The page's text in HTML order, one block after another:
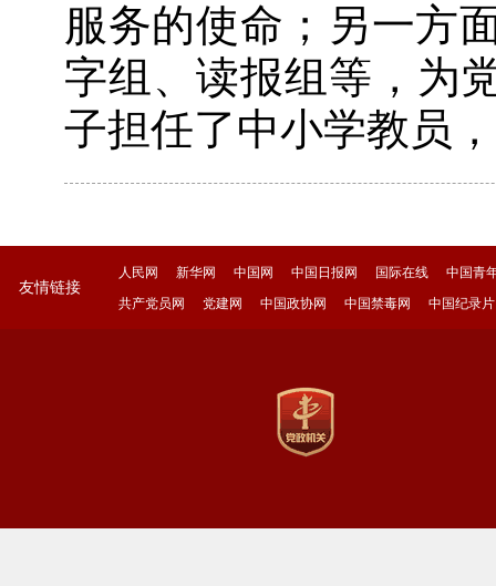
服务的使命；另一方
字组、读报组等，为
子担任了中小学教员
友情链接
人民网 新华网 中国网 中国日报网 国际在线
中国青
共产党员网
党建网 中国政协网 中国禁毒网 中国纪录